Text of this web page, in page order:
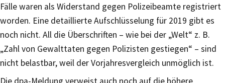
Fälle waren als Widerstand gegen Polizeibeamte registriert
worden. Eine detaillierte Aufschlüsselung für 2019 gibt es
noch nicht. All die Überschriften – wie bei der „Welt“ z. B.
„Zahl von Gewalttaten gegen Polizisten gestiegen“ – sind
nicht belastbar, weil der Vorjahresvergleich unmöglich ist.
Die dpa-Meldung verweist auch noch auf die höhere